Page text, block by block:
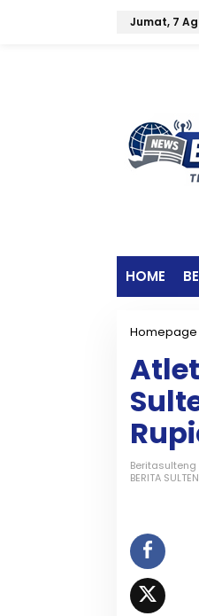
Jumat, 7
HOME
Homepage
Beritasulteng
BERITA